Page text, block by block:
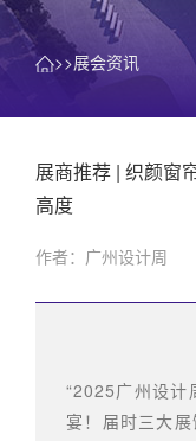
>>展会资讯
展商推荐 | 织颜窗
高度
作者：广州设计周
“2025广州设计
宴！届时三大